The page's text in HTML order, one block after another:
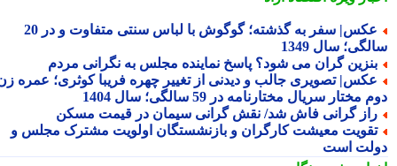
عکس| سفر به گذشته؛ گوگوش با لباس سنتی متفاوت و در 20
سال 1349
گران می شود؟ پاسخ نماینده مجلس به نگرانی مردم
تصویری جالب و دیدنی از تغییر چهره فریبا کوثری؛ عمره زن
مختار سریال مختارنامه در 59 سالگی؛ سال 1404
گرانی فاش شد/ نقش گرانی سیمان در قیمت مسکن
معیشت کارگران و بازنشستگان اولویت مشترک مجلس و
است